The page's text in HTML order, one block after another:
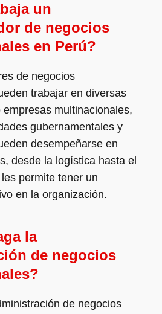
un
de negocios
en Perú?
de negocios
trabajar en diversas
multinacionales,
gubernamentales y
desempeñarse en
desde la logística hasta el
permite tener un
en la organización.
la
de negocios
de negocios